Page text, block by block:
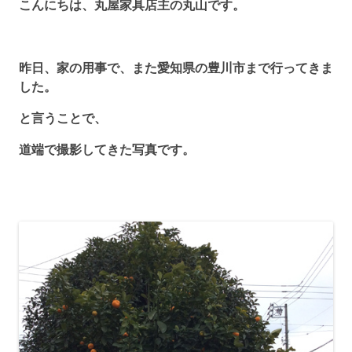
こんにちは、丸屋家具店主の丸山です。
昨日、家の用事で、また愛知県の豊川市まで行ってきま
した。
と言うことで、
道端で撮影してきた写真です。